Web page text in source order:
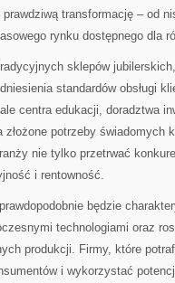
prawdziwą transformację – od
rynku dostępnego dla
sklepów
standardów obsługi
centra edukacji, doradztwa
potrzeby świadomych
nie tylko przetrwać
i rentowność.
będzie
technologiami oraz
produkcji. Firmy, które
i wykorzystać